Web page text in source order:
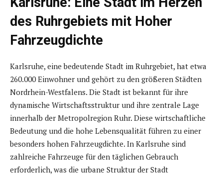
des Ruhrgebiets mit Hoher
Fahrzeugdichte
Karlsruhe, eine bedeutende Stadt im Ruhrgebiet, hat etwa
260.000 Einwohner und gehört zu den größeren Städten
Nordrhein-Westfalens. Die Stadt ist bekannt für ihre
dynamische Wirtschaftsstruktur und ihre zentrale Lage
innerhalb der Metropolregion Ruhr. Diese wirtschaftliche
Bedeutung und die hohe Lebensqualität führen zu einer
besonders hohen Fahrzeugdichte. In Karlsruhe sind
zahlreiche Fahrzeuge für den täglichen Gebrauch
erforderlich, was die urbane Struktur der Stadt